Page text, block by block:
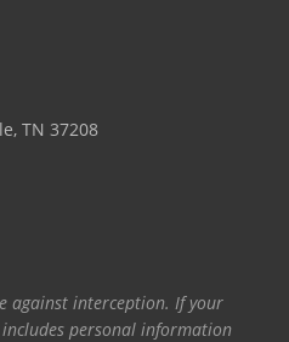
TN 37208
against interception. If your
personal information